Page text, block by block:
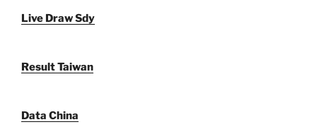
Live Draw Sdy
Result Taiwan
Data China